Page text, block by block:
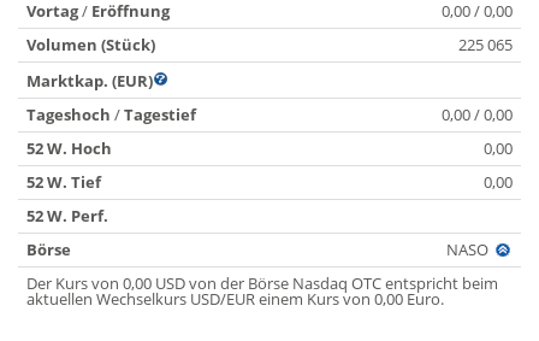
Vortag/ Eröffnung
0,00 / 0,00
Volumen (Stück)
225 065
Marktkap. (EUR)
Tageshoch /Tagestief
0,00 / 0,00
52 W. Hoch
0,00
52 W. Tief
0,00
52 W. Perf.
Börse
NASO
Der Kurs von 0,00 USD von der Börse Nasdaq OTC entspricht beim
aktuellen Wechselkurs USD/EUR einem Kurs von 0,00 Euro.